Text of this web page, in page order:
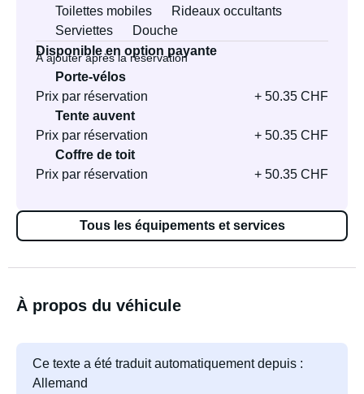
Toilettes mobiles
Rideaux occultants
Serviettes
Douche
Disponible en option payante
À ajouter après la réservation
Porte-vélos
Prix par réservation
+ 50.35 CHF
Tente auvent
Prix par réservation
+ 50.35 CHF
Coffre de toit
Prix par réservation
+ 50.35 CHF
Tous les équipements et services
À propos du véhicule
Ce texte a été traduit automatiquement depuis :
Allemand